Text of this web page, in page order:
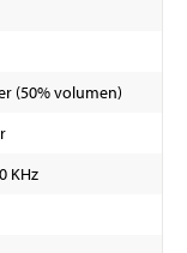
(50% volumen)
KHz